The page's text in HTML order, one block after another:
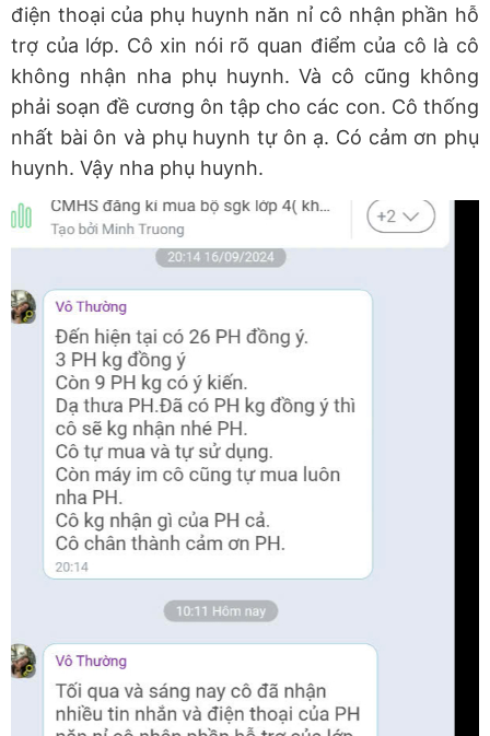
điện thoại của phụ huynh năn nỉ cô nhận phần hỗ
trợ của lớp. Cô xin nói rõ quan điểm của cô là cô
không nhận nha phụ huynh. Và cô cũng không
phải soạn đề cương ôn tập cho các con. Cô thống
nhất bài ôn và phụ huynh tự ôn ạ. Có cảm ơn phụ
huynh. Vậy nha phụ huynh.